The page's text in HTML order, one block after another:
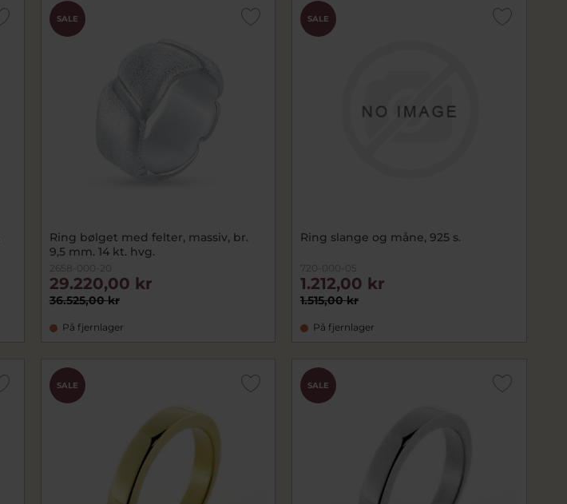
SALE
Ring bølget med felter, massiv, br.
9,5 mm. 14 kt. hvg.
2658-000-20
36.525,00 kr
29.220,00 kr
På fjernlager
SALE
Ring slange og måne, 925 s.
720-000-05
1.515,00 kr
1.212,00 kr
På fjernlager
SALE SALE